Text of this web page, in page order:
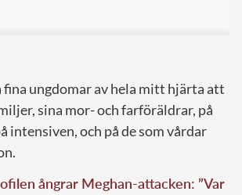
fina ungdomar av hela mitt hjärta att
sina mor- och farföräldrar, på
intensiven, och på de som vårdar
ångrar Meghan-attacken: ”Var